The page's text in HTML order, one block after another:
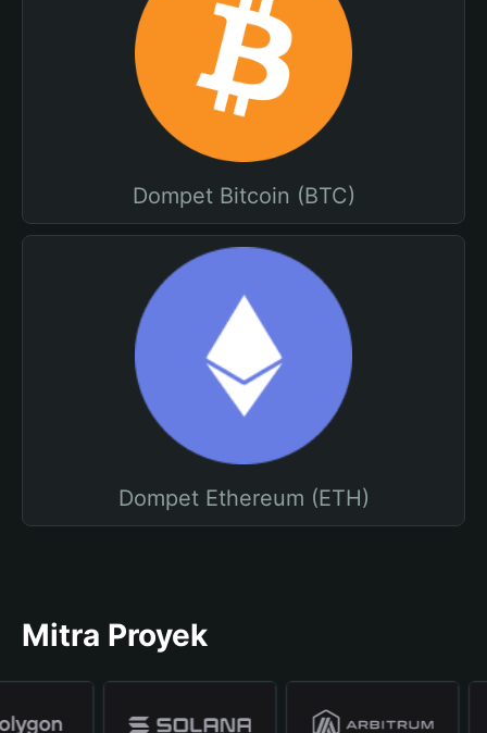
Dompet Bitcoin (BTC)
Dompet Ethereum (ETH)
Mitra Proyek